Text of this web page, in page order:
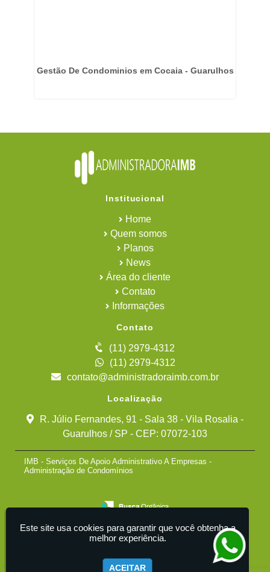
Gestão De Condominios em Cocaia - Guarulhos
Institucional
Home
Quem somos
Planos
News
Área do cliente
Contato
Informações
Contato
(11) 2979-4312
(11) 2979-4312
contato@administradoraimb.com.br
Localização
R. Júlio Fernandes, 91 - Sala 38 - Vila Rosalia -
Guarulhos / SP - CEP: 07072-103
IMB - Serviços De Apoio Administrativo A Empresas -
Administração de Condomínios
Este site usa cookies para garantir que você obtenha a
melhor experiência.
ACEITAR